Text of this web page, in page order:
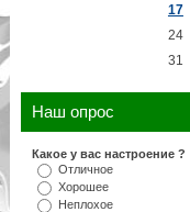
17
24
31
Наш опрос
Какое у вас настроение ?
Отличное
Хорошее
Неплохое